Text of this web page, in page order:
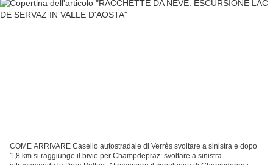
COME ARRIVARE Casello autostradale di Verrès svoltare a sinistra e dopo
1,8 km si raggiunge il bivio per Champdepraz: svoltare a sinistra